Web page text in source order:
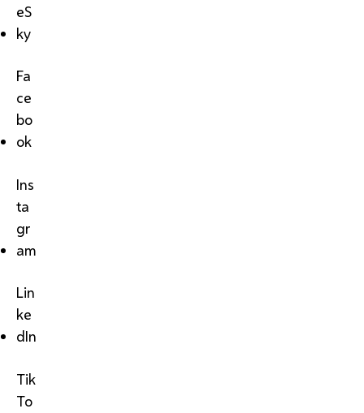
eS
ky
Fa
ce
bo
ok
Ins
ta
gr
am
Lin
ke
dIn
Tik
To